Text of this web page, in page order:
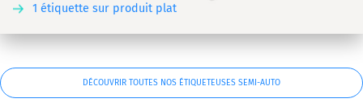
1 étiquette sur produit plat
DÉCOUVRIR TOUTES NOS ÉTIQUETEUSES SEMI-AUTO